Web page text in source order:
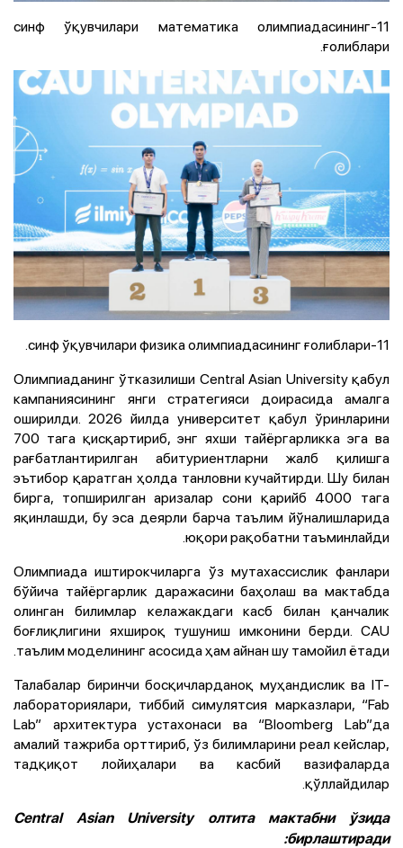
11-синф ўқувчилари математика олимпиадасининг
ғолиблари.
11-синф ўқувчилари физика олимпиадасининг ғолиблари.
Олимпиаданинг ўтказилиши Central Asian University қабул
кампаниясининг янги стратегияси доирасида амалга
оширилди. 2026 йилда университет қабул ўринларини
700 тага қисқартириб, энг яхши тайёргарликка эга ва
рағбатлантирилган абитуриентларни жалб қилишга
эътибор қаратган ҳолда танловни кучайтирди. Шу билан
бирга, топширилган аризалар сони қарийб 4000 тага
яқинлашди, бу эса деярли барча таълим йўналишларида
юқори рақобатни таъминлайди.
Олимпиада иштирокчиларга ўз мутахассислик фанлари
бўйича тайёргарлик даражасини баҳолаш ва мактабда
олинган билимлар келажакдаги касб билан қанчалик
боғлиқлигини яхшироқ тушуниш имконини берди. CAU
таълим моделининг асосида ҳам айнан шу тамойил ётади.
Талабалар биринчи босқичларданоқ муҳандислик ва IT-
лабораториялари, тиббий симулятсия марказлари, “Fab
Lab” архитектура устахонаси ва “Bloomberg Lab”да
амалий тажриба орттириб, ўз билимларини реал кейслар,
тадқиқот лойиҳалари ва касбий вазифаларда
қўллайдилар.
Central Asian University олтита мактабни ўзида
бирлаштиради: